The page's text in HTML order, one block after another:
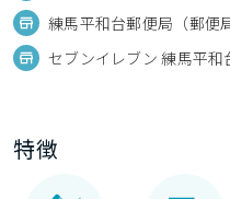
練馬平和台郵便局（郵便
セブンイレブン 練馬平
特徴